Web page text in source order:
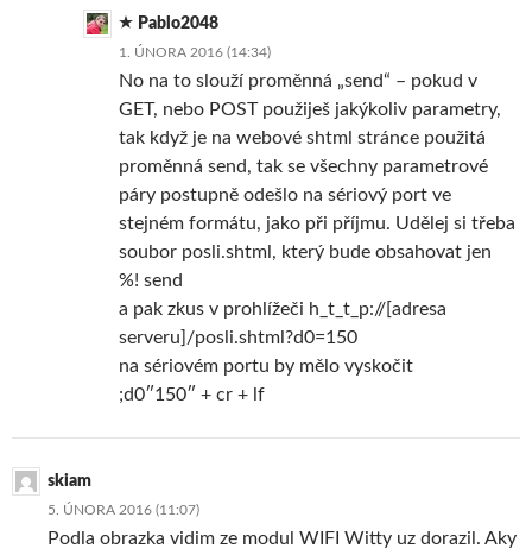
Pablo2048
1. ÚNORA 2016 (14:34)
No na to slouží proměnná „send“ – pokud v
GET, nebo POST použiješ jakýkoliv parametry,
tak když je na webové shtml stránce použitá
proměnná send, tak se všechny parametrové
páry postupně odešlo na sériový port ve
stejném formátu, jako při příjmu. Udělej si třeba
soubor posli.shtml, který bude obsahovat jen
%! send
a pak zkus v prohlížeči h_t_t_p://[adresa
serveru]/posli.shtml?d0=150
na sériovém portu by mělo vyskočit
;d0″150″ + cr + lf
skiam
5. ÚNORA 2016 (11:07)
Podla obrazka vidim ze modul WIFI Witty uz dorazil. Aky